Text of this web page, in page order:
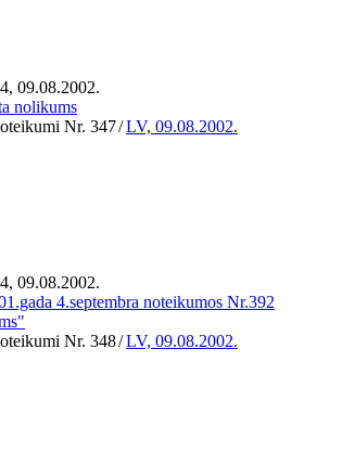
09.08.2002.
nolikums
Nr. 347/LV, 09.08.2002.
09.08.2002.
4.septembra noteikumos Nr.392
Nr. 348/LV, 09.08.2002.